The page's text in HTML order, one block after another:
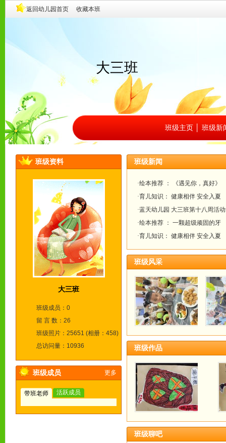
大三班
班级主页 班级新
班级资料
大三班
班级成员：0
留 言 数：26
班级照片：25651 (相册：458)
总访问量：10936
班级成员 更多
带班老师 活跃成员
班级新闻
·绘本推荐 ： 《遇见你，真好》
·育儿知识： 健康相伴 安全入夏
·蓝天幼儿园 大三班第十八周活
·绘本推荐 ： 一颗超级顽固的牙
·育儿知识： 健康相伴 安全入夏
班级风采
班级作品
班级聊吧